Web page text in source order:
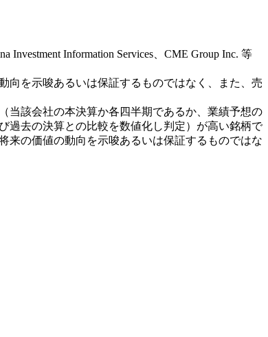
Information Services、CME Group Inc. 等
向を示唆あるいは保証するものではなく、また、売
当該会社の本決算か各四半期であるか、業績予想の
過去の決算との比較を数値化し判定）が高い銘柄で
来の価値の動向を示唆あるいは保証するものではな